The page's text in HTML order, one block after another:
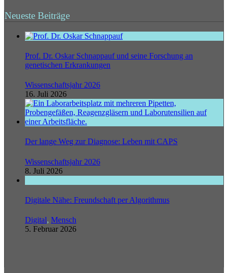
Neueste Beiträge
Prof. Dr. Oskar Schnappauf und seine Forschung an
genetischen Erkrankungen
Wissenschaftsjahr 2026
16. Juli 2026
Der lange Weg zur Diagnose: Leben mit CAPS
Wissenschaftsjahr 2026
8. Juli 2026
Digitale Nähe: Freundschaft per Algorithmus
Digital, Mensch
5. Februar 2026